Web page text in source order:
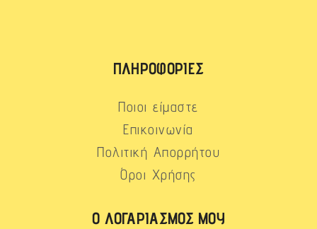
ΠΛΗΡΟΦΟΡΊΕΣ
Ποιοι είμαστε
Επικοινωνία
Πολιτική Απορρήτου
Όροι Χρήσης
Ο ΛΟΓΑΡΙΑΣΜΌΣ ΜΟΥ